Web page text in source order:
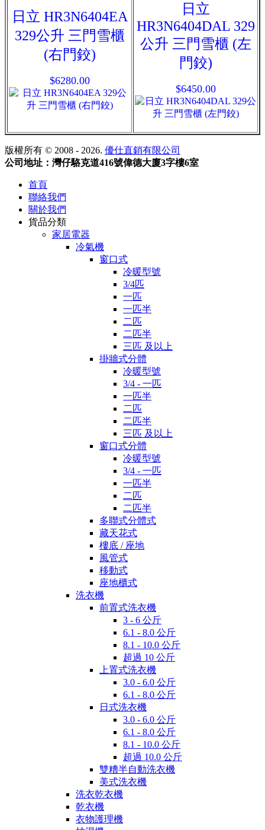
日立 HR3N6404EA
329公升 三門雪櫃
(右門鉸)
$6280.00
日立
HR3N6404DAL 329
公升 三門雪櫃 (左
門鉸)
$6450.00
版權所有 © 2008 - 2026. 優仕直銷有限公司
公司地址：灣仔駱克道416號偉德大廈3字樓6室
首頁
聯絡我們
關於我們
貨品分類
家居電器
冷氣機
窗口式
冷暖型號
3/4匹
一匹
一匹半
二匹
二匹半
三匹 及以上
掛牆式分體
冷暖型號
3/4 - 一匹
一匹半
二匹
二匹半
三匹 及以上
窗口式分體
冷暖型號
3/4 - 一匹
一匹半
二匹
二匹半
多聯式分體式
藏天花式
樓底 / 座地
風管式
移動式
座地櫃式
洗衣機
前置式洗衣機
3 - 6 公斤
6.1 - 8.0 公斤
8.1 - 10.0 公斤
超過 10 公斤
上置式洗衣機
3.0 - 6.0 公斤
6.1 - 8.0 公斤
日式洗衣機
3.0 - 6.0 公斤
6.1 - 8.0 公斤
8.1 - 10.0 公斤
超過 10.0 公斤
雙糟半自動洗衣機
美式洗衣機
洗衣乾衣機
乾衣機
衣物護理機